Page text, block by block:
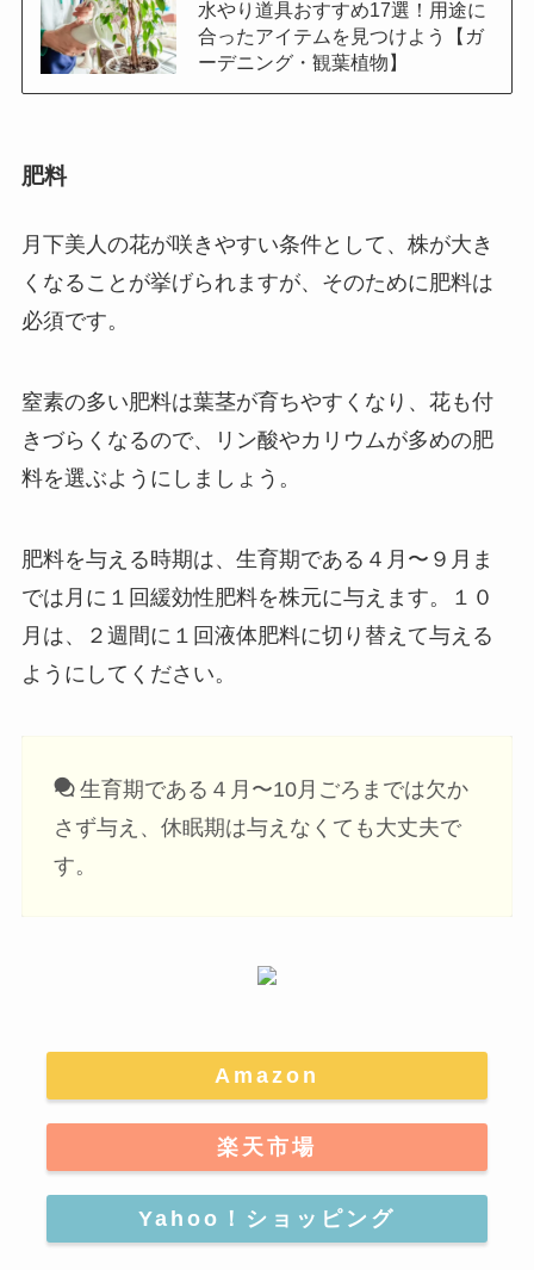
水やり道具おすすめ17選！用途に
合ったアイテムを見つけよう【ガ
ーデニング・観葉植物】
肥料
月下美人の花が咲きやすい条件として、株が大き
くなることが挙げられますが、そのために肥料は
必須です。
窒素の多い肥料は葉茎が育ちやすくなり、花も付
きづらくなるので、リン酸やカリウムが多めの肥
料を選ぶようにしましょう。
肥料を与える時期は、生育期である４月〜９月ま
では月に１回緩効性肥料を株元に与えます。１０
月は、２週間に１回液体肥料に切り替えて与える
ようにしてください。
生育期である４月〜10月ごろまでは欠か
さず与え、休眠期は与えなくても大丈夫で
す。
Amazon
楽天市場
Yahoo！ショッピング